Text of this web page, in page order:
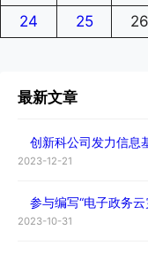
24
25 26
最新文章
创新科公司发力信息
2023-12-21
参与编写“电子政务
2023-10-31